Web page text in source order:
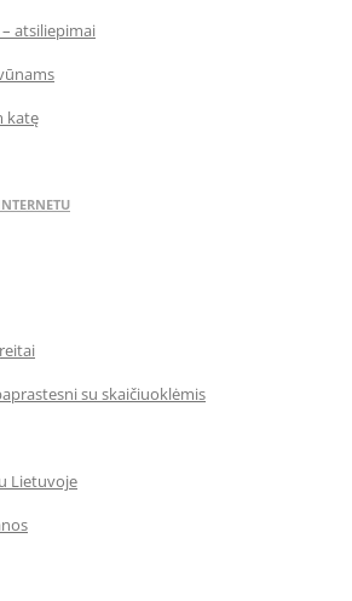
atsiliepimai
katę
su skaičiuoklėmis
Lietuvoje